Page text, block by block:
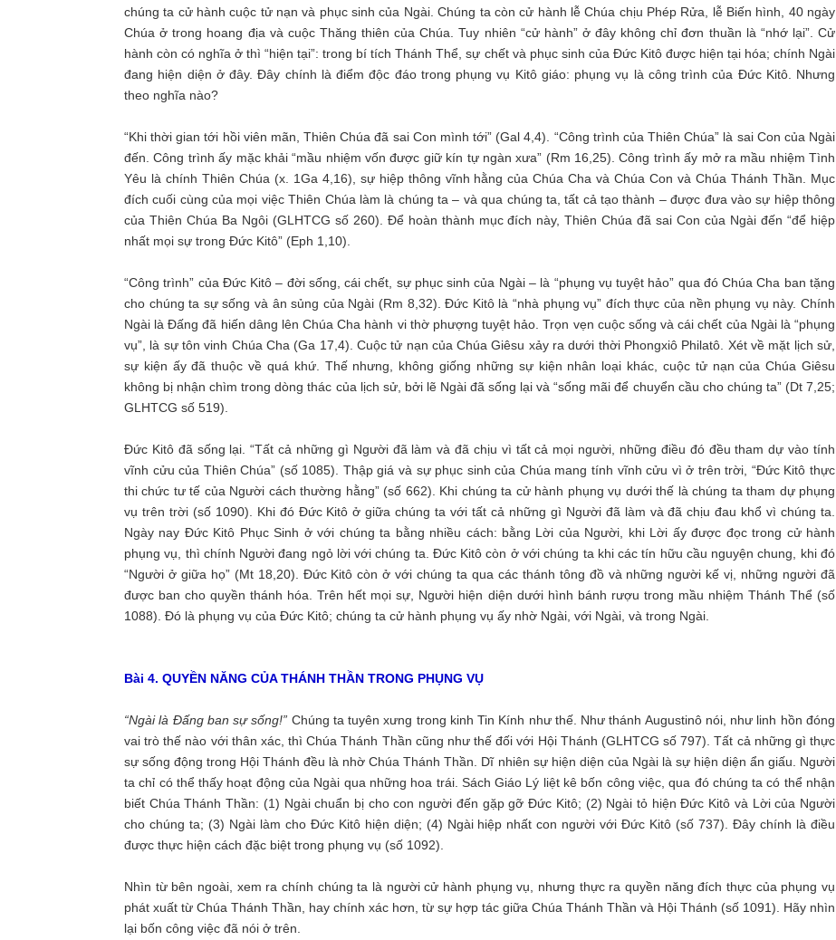
chúng ta cử hành cuộc tử nạn và phục sinh của Ngài. Chúng ta còn cử hành lễ Chúa chịu Phép Rửa, lễ Biến hình, 40 ngày
Chúa ở trong hoang địa và cuộc Thăng thiên của Chúa. Tuy nhiên “cử hành” ở đây không chỉ đơn thuần là “nhớ lại”. Cử
hành còn có nghĩa ở thì “hiện tại”: trong bí tích Thánh Thể, sự chết và phục sinh của Đức Kitô được hiện tại hóa; chính Ngài
đang hiện diện ở đây. Đây chính là điểm độc đáo trong phụng vụ Kitô giáo: phụng vụ là công trình của Đức Kitô. Nhưng
theo nghĩa nào?
“Khi thời gian tới hồi viên mãn, Thiên Chúa đã sai Con mình tới” (Gal 4,4). “Công trình của Thiên Chúa” là sai Con của Ngài
đến. Công trình ấy mặc khải “mầu nhiệm vốn được giữ kín tự ngàn xưa” (Rm 16,25). Công trình ấy mở ra mầu nhiệm Tình
Yêu là chính Thiên Chúa (x. 1Ga 4,16), sự hiệp thông vĩnh hằng của Chúa Cha và Chúa Con và Chúa Thánh Thần. Mục
đích cuối cùng của mọi việc Thiên Chúa làm là chúng ta – và qua chúng ta, tất cả tạo thành – được đưa vào sự hiệp thông
của Thiên Chúa Ba Ngôi (GLHTCG số 260). Để hoàn thành mục đích này, Thiên Chúa đã sai Con của Ngài đến “để hiệp
nhất mọi sự trong Đức Kitô” (Eph 1,10).
“Công trình” của Đức Kitô – đời sống, cái chết, sự phục sinh của Ngài – là “phụng vụ tuyệt hảo” qua đó Chúa Cha ban tặng
cho chúng ta sự sống và ân sủng của Ngài (Rm 8,32). Đức Kitô là “nhà phụng vụ” đích thực của nền phụng vụ này. Chính
Ngài là Đấng đã hiến dâng lên Chúa Cha hành vi thờ phượng tuyệt hảo. Trọn vẹn cuộc sống và cái chết của Ngài là “phụng
vụ”, là sự tôn vinh Chúa Cha (Ga 17,4). Cuộc tử nạn của Chúa Giêsu xảy ra dưới thời Phongxiô Philatô. Xét về mặt lịch sử,
sự kiện ấy đã thuộc về quá khứ. Thế nhưng, không giống những sự kiện nhân loại khác, cuộc tử nạn của Chúa Giêsu
không bị nhận chìm trong dòng thác của lịch sử, bởi lẽ Ngài đã sống lại và “sống mãi để chuyển cầu cho chúng ta” (Dt 7,25;
GLHTCG số 519).
Đức Kitô đã sống lại. “Tất cả những gì Người đã làm và đã chịu vì tất cả mọi người, những điều đó đều tham dự vào tính
vĩnh cửu của Thiên Chúa” (số 1085). Thập giá và sự phục sinh của Chúa mang tính vĩnh cửu vì ở trên trời, “Đức Kitô thực
thi chức tư tế của Người cách thường hằng” (số 662). Khi chúng ta cử hành phụng vụ dưới thế là chúng ta tham dự phụng
vụ trên trời (số 1090). Khi đó Đức Kitô ở giữa chúng ta với tất cả những gì Người đã làm và đã chịu đau khổ vì chúng ta.
Ngày nay Đức Kitô Phục Sinh ở với chúng ta bằng nhiều cách: bằng Lời của Người, khi Lời ấy được đọc trong cử hành
phụng vụ, thì chính Người đang ngỏ lời với chúng ta. Đức Kitô còn ở với chúng ta khi các tín hữu cầu nguyện chung, khi đó
“Người ở giữa họ” (Mt 18,20). Đức Kitô còn ở với chúng ta qua các thánh tông đồ và những người kế vị, những người đã
được ban cho quyền thánh hóa. Trên hết mọi sự, Người hiện diện dưới hình bánh rượu trong mầu nhiệm Thánh Thể (số
1088). Đó là phụng vụ của Đức Kitô; chúng ta cử hành phụng vụ ấy nhờ Ngài, với Ngài, và trong Ngài.
Bài 4. QUYỀN NĂNG CỦA THÁNH THẦN TRONG PHỤNG VỤ
“Ngài là Đấng ban sự sống!” Chúng ta tuyên xưng trong kinh Tin Kính như thế. Như thánh Augustinô nói, như linh hồn đóng
vai trò thế nào với thân xác, thì Chúa Thánh Thần cũng như thế đối với Hội Thánh (GLHTCG số 797). Tất cả những gì thực
sự sống động trong Hội Thánh đều là nhờ Chúa Thánh Thần. Dĩ nhiên sự hiện diện của Ngài là sự hiện diện ẩn giấu. Người
ta chỉ có thể thấy hoạt động của Ngài qua những hoa trái. Sách Giáo Lý liệt kê bốn công việc, qua đó chúng ta có thể nhận
biết Chúa Thánh Thần: (1) Ngài chuẩn bị cho con người đến gặp gỡ Đức Kitô; (2) Ngài tỏ hiện Đức Kitô và Lời của Người
cho chúng ta; (3) Ngài làm cho Đức Kitô hiện diện; (4) Ngài hiệp nhất con người với Đức Kitô (số 737). Đây chính là điều
được thực hiện cách đặc biệt trong phụng vụ (số 1092).
Nhìn từ bên ngoài, xem ra chính chúng ta là người cử hành phụng vụ, nhưng thực ra quyền năng đích thực của phụng vụ
phát xuất từ Chúa Thánh Thần, hay chính xác hơn, từ sự hợp tác giữa Chúa Thánh Thần và Hội Thánh (số 1091). Hãy nhìn
lại bốn công việc đã nói ở trên.